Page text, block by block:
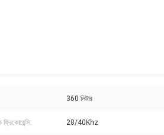
360 লিটার
28/40Khz